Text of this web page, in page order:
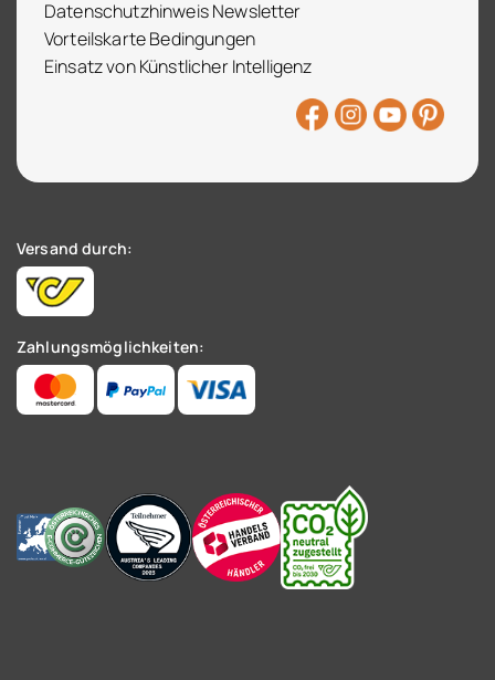
Datenschutzhinweis Newsletter
Vorteilskarte Bedingungen
Einsatz von Künstlicher Intelligenz
Versand durch:
Zahlungsmöglichkeiten: